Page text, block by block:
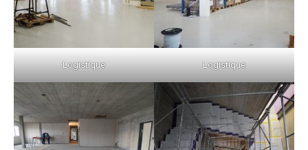
Logistique Logistique